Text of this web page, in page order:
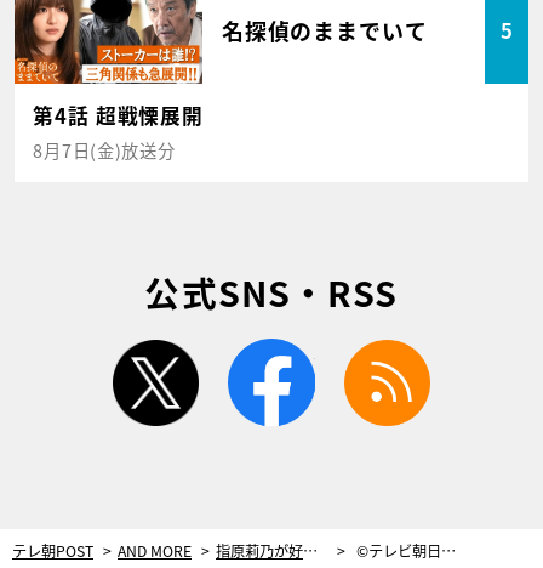
名探偵のままでいて 5
第4話 超戦慄展開
8月7日(金)放送分
公式SNS・RSS
twitter facebook
テレ朝POST AND MORE 指原莉乃が好きすぎて、好きすぎて…。16歳少女が本物のアイドルになった軌跡＜小澤愛実＞ ©テレビ朝日／テレ朝POST